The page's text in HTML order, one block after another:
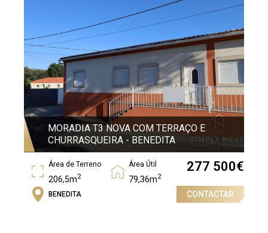
MORADIA T3 NOVA COM TERRAÇO E
CHURRASQUEIRA - BENEDITA
Área de Terreno
206,5m2
Área Útil
79,36m2
Área Bruta
277 500€
BENEDITA CONTACTAR